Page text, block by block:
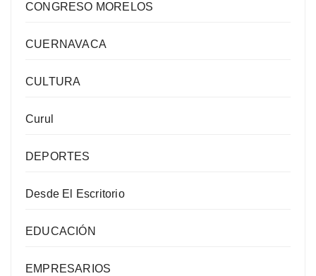
CONGRESO MORELOS
CUERNAVACA
CULTURA
Curul
DEPORTES
Desde El Escritorio
EDUCACIÓN
EMPRESARIOS